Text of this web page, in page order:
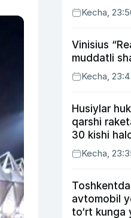
soliqKecha,
Vinisius
muddatli
Kecha,
Husiylar
qarshi
30 kishi
Kecha,
avtomobil
to‘rt kunga